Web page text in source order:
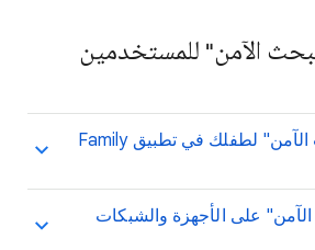
الآمن" للمستخدمين
تغيير إعدادات "البحث الآمن" لطفلك في تطبيق Family
على الأجهزة والشبكات